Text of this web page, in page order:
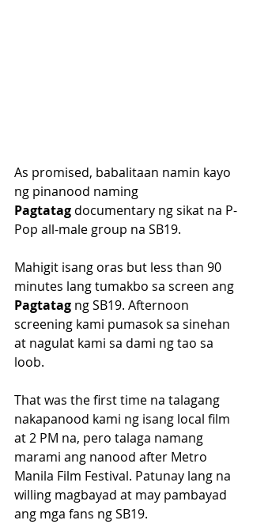
As promised, babalitaan namin kayo
ng pinanood naming
Pagtatag documentary ng sikat na P-
Pop all-male group na SB19.
Mahigit isang oras but less than 90
minutes lang tumakbo sa screen ang
Pagtatag ng SB19. Afternoon
screening kami pumasok sa sinehan
at nagulat kami sa dami ng tao sa
loob.
That was the first time na talagang
nakapanood kami ng isang local film
at 2 PM na, pero talaga namang
marami ang nanood after Metro
Manila Film Festival. Patunay lang na
willing magbayad at may pambayad
ang mga fans ng SB19.